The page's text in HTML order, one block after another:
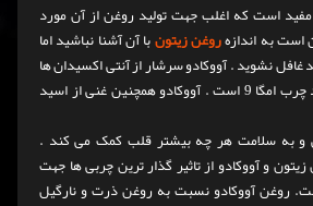
است که اغلب جهت تولید روغن از آن مورد
است به اندازهروغن زیتونبا آن آشنا نباشید اما
نشوید . آووکادو سرشار از آنتی اکسیدان ها
غنی از اسید
به سلامت هر چه بیشتر قلب کمک می کند .
و آووکادو از تاثیر گذار ترین چربی ها جهت
روغن آووکادو نسبت به روغن ذرت و نارگیل